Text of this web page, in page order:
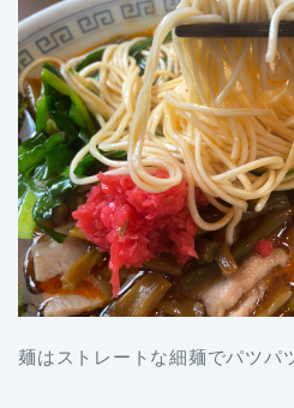
麺はストレートな細麺でパツパ